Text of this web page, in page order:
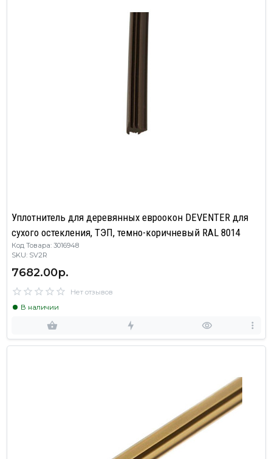
Уплотнитель для деревянных евроокон DEVENTER для
сухого остекления, ТЭП, темно-коричневый RAL 8014
Код Товара: 3016948
SKU: SV2R
7682.00р.
Нет отзывов
В наличии